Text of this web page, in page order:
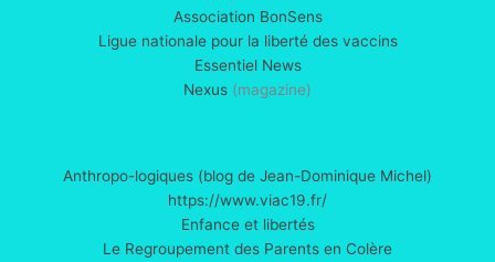
Association BonSens
Ligue nationale pour la liberté des vaccins
Essentiel News
Nexus (magazine)
Anthropo-logiques (blog de Jean-Dominique Michel)
https://www.viac19.fr/
Enfance et libertés
Le Regroupement des Parents en Colère